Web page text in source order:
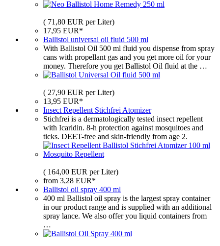
( 71,80 EUR per Liter)
17,95 EUR*
Ballistol universal oil fluid 500 ml
With Ballistol Oil 500 ml fluid you dispense from spray
cans with propellant gas and you get more oil for your
money. Therefore you get Ballistol Oil fluid at the …
( 27,90 EUR per Liter)
13,95 EUR*
Insect Repellent Stichfrei Atomizer
Stichfrei is a dermatologically tested insect repellent
with Icaridin. 8-h protection against mosquitoes and
ticks. DEET-free and skin-friendly from age 2.
( 164,00 EUR per Liter)
from 3,28 EUR*
Ballistol oil spray 400 ml
400 ml Ballistol oil spray is the largest spray container
in our product range and is supplied with an additional
spray lance. We also offer you liquid containers from
…